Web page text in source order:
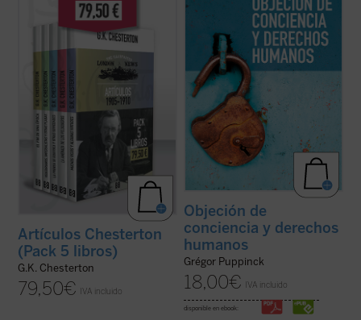
y cuentos que incluyen su famosa serie
sobre el padre Brown. Se consideraba, ...
Artículos Chesterton
(Pack 5 libros)
G.K. Chesterton
79,50€ IVA incluido
práctica que choque contra las
convicciones de algunas personas. Este
Objeción de
conciencia y derechos
humanos
Grégor Puppinck
18,00€ IVA incluido
disponible en ebook: